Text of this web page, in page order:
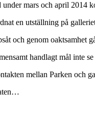
mars och april 2014
en utställning på
och genom oaktsamhet
handlagt mål inte
mellan Parken och